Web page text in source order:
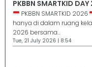
PKBBN SMARTKID
PKBBN SMARTKID 2026
hanya di dalam ruang
2026 bersama...
Tue, 21 July 2026 | 8:54